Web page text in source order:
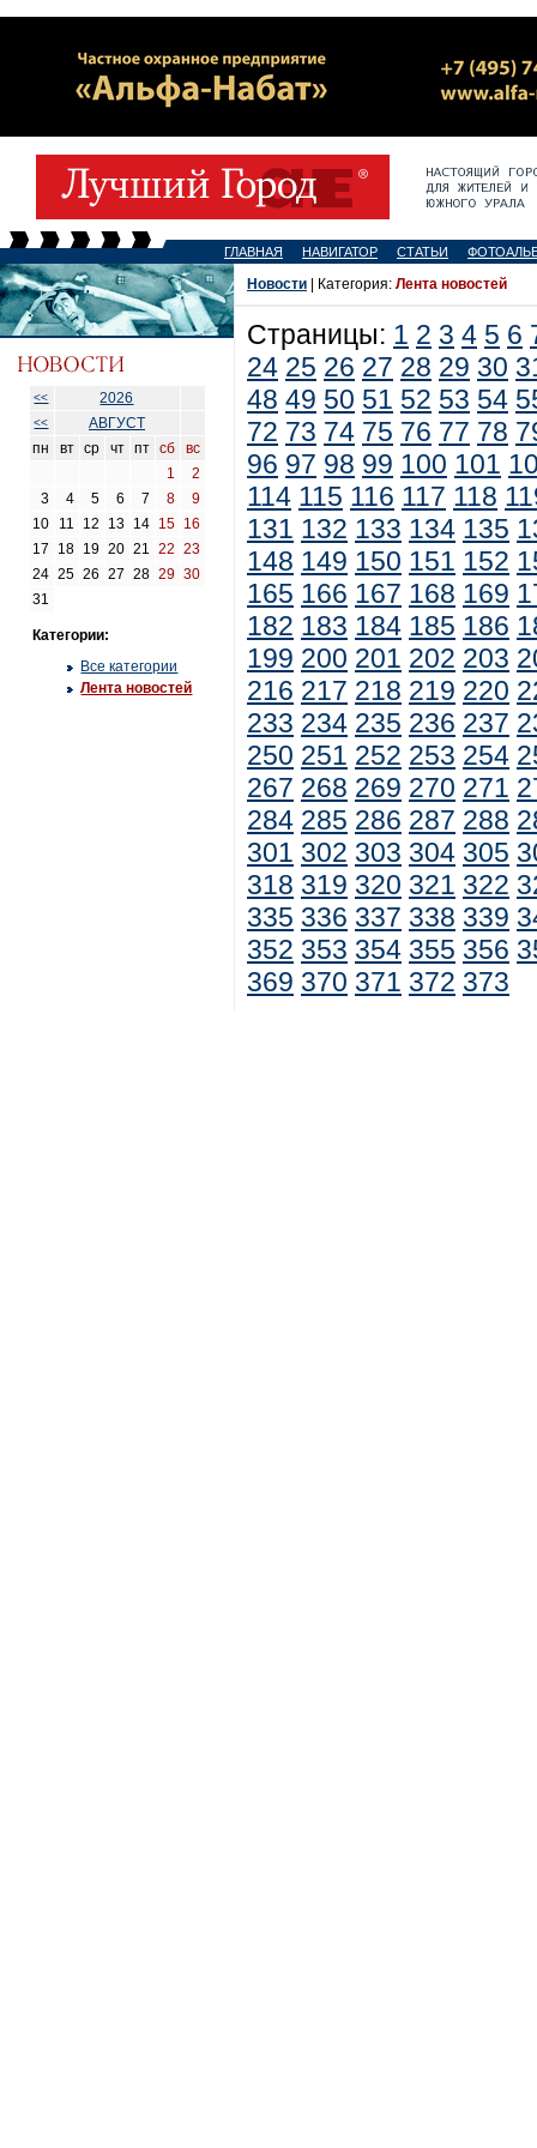
ГЛАВНАЯ НАВИГАТОР СТАТЬИ
<< 2026
<<
АВГУСТ
пн
вт ср чт пт сб
вс
1
2
3
4 5 6 7 8
9
10
11 12 13 14 15 16
17
18 19 20 21 22
23
24 25 26 27 28 29 30
31
Категории:
Все категории
Лента новостей
Новости | Категория: Лента новостей
Страницы: 1 2 3 4 5 6
24 25 26 27 28 29 30
48 49 50 51 52 53 54
72 73 74 75 76 77 78
96 97 98 99 100 101
114 115 116 117 118
131 132 133 134 135
148 149 150 151 152
165 166 167 168 169
182 183 184 185 186
199 200 201 202 203
216 217 218 219 220
233 234 235 236 237
250 251 252 253 254
267 268 269 270 271
284 285 286 287 288
301 302 303 304 305
318 319 320 321 322
335 336 337 338 339
352 353 354 355 356
369 370 371 372 373